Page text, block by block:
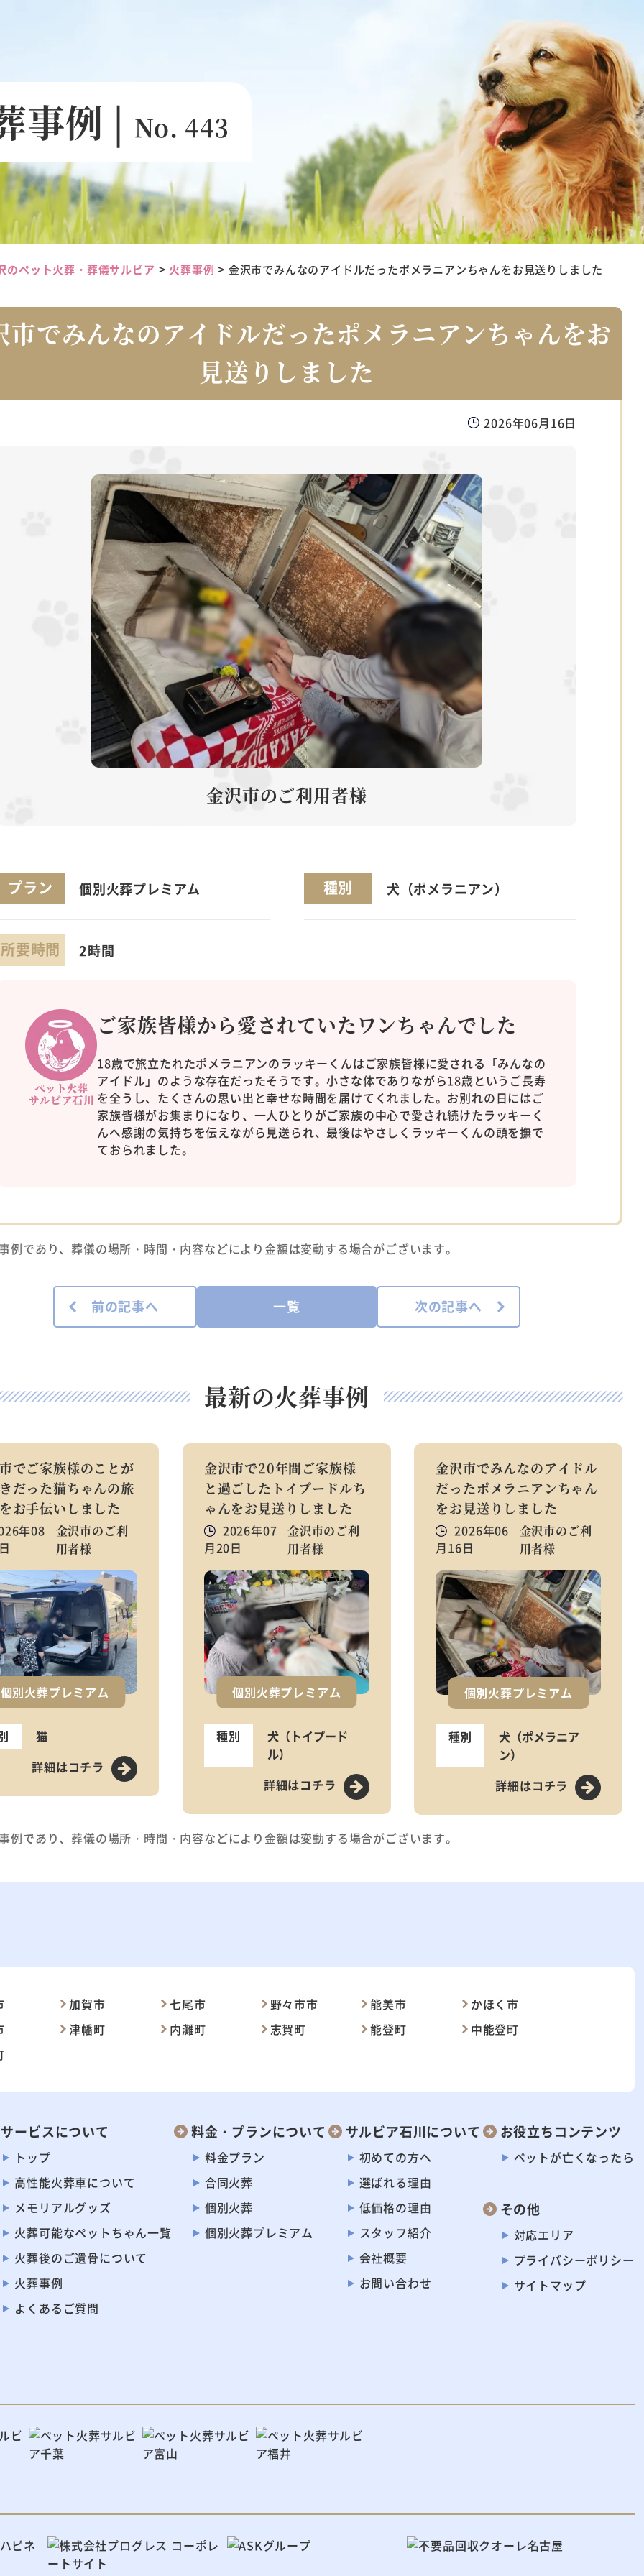
事例 | No. 443
のペット火葬・葬儀サルビア > 火葬事例 > 金沢市でみんなのアイドルだったポメラニアンちゃんをお見送りしました
市でみんなのアイドルだったポメラニアンちゃんをお
見送りしました
2026年06月16日
金沢市のご利用者様
プラン 個別火葬プレミアム 種別 犬（ポメラニアン）
所要時間 2時間
ご家族皆様から愛されていたワンちゃんでした
18歳で旅立たれたポメラニアンのラッキーくんはご家族皆様に愛される「みんなの
アイドル」のような存在だったそうです。小さな体でありながら18歳というご長寿
を全うし、たくさんの思い出と幸せな時間を届けてくれました。お別れの日にはご
家族皆様がお集まりになり、一人ひとりがご家族の中心で愛され続けたラッキーく
んへ感謝の気持ちを伝えながら見送られ、最後はやさしくラッキーくんの頭を撫で
ておられました。
例であり、葬儀の場所・時間・内容などにより金額は変動する場合がございます。
前の記事へ 一覧 次の記事へ
最新の火葬事例
でご家族様のことが
だった猫ちゃんの旅
お手伝いしました
年08
金沢市のご利
用者様
個別火葬プレミアム
猫
詳細はコチラ
金沢市で20年間ご家族様
と過ごしたトイプードルち
ゃんをお見送りしました
2026年07
月20日
金沢市のご利
用者様
個別火葬プレミアム
種別
犬（トイプード
ル）
詳細はコチラ
金沢市でみんなのアイドル
だったポメラニアンちゃん
をお見送りしました
2026年06
月16日
金沢市のご利
用者様
個別火葬プレミアム
種別
犬（ポメラニア
ン）
詳細はコチラ
例であり、葬儀の場所・時間・内容などにより金額は変動する場合がございます。
加賀市 七尾市 野々市市 能美市
かほく市
津幡町 内灘町 志賀町 能登町
中能登町
サービスについて
トップ
高性能火葬車について
メモリアルグッズ
火葬可能なペットちゃん一覧
火葬後のご遺骨について
火葬事例
よくあるご質問
料金・プランについて
料金プラン
合同火葬
個別火葬
個別火葬プレミアム
サルビア石川について
初めての方へ
選ばれる理由
低価格の理由
スタッフ紹介
会社概要
お問い合わせ
お役立ちコンテンツ
ペットが亡くなったら
その他
対応エリア
プライバシーポリシー
サイトマップ